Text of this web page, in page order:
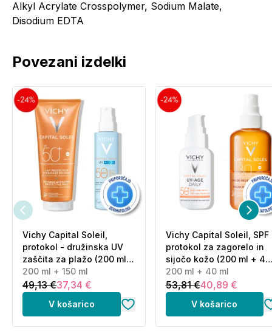
Alkyl Acrylate Crosspolymer, Sodium Malate,
Disodium EDTA
Povezani izdelki
Vichy Capital Soleil,
protokol - družinska UV
zaščita za plažo (200 ml +
150 ml)
200 ml + 150 ml
49,13 €37,34 €
V košarico
Vichy Capital Soleil, SPF
protokol za zagorelo in
sijočo kožo (200 ml + 40
ml)
200 ml + 40 ml
53,81 €40,89 €
V košarico